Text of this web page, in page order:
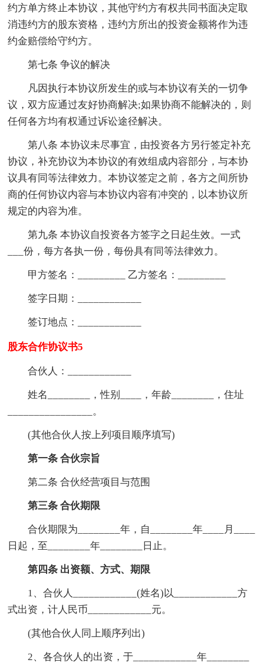
约方单方终止本协议，其他守约方有权共同书面决定取
消违约方的股东资格，违约方所出的投资金额将作为违
约金赔偿给守约方。
第七条 争议的解决
凡因执行本协议所发生的或与本协议有关的一切争
议，双方应通过友好协商解决;如果协商不能解决的，则
任何各方均有权通过诉讼途径解决。
第八条 本协议未尽事宜，由投资各方另行签定补充
协议，补充协议为本协议的有效组成内容部分，与本协
议具有同等法律效力。本协议签定之前，各方之间所协
商的任何协议内容与本协议内容有冲突的，以本协议所
规定的内容为准。
第九条 本协议自投资各方签字之日起生效。一式
___份，每方各执一份，每份具有同等法律效力。
甲方签名：_________ 乙方签名：_________
签字日期：____________
签订地点：____________
股东合作协议书5
合伙人：____________
姓名________，性别____，年龄________，住址
________________。
(其他合伙人按上列项目顺序填写)
第一条 合伙宗旨
第二条 合伙经营项目与范围
第三条 合伙期限
合伙期限为________年，自________年____月____
日起，至________年________日止。
第四条 出资额、方式、期限
1、合伙人____________(姓名)以____________方
式出资，计人民币____________元。
(其他合伙人同上顺序列出)
2、各合伙人的出资，于____________年________